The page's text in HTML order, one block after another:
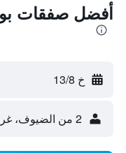
أفضل صفقات
خ 13/8
2 من الضيوف، غرفة واحدة